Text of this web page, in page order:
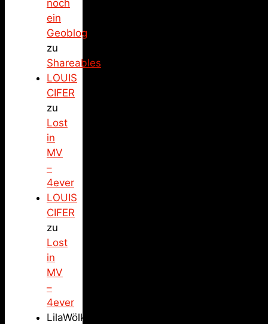
noch
ein
Geoblog
zu
Shareables
LOUIS
CIFER
zu
Lost
in
MV
–
4ever
LOUIS
CIFER
zu
Lost
in
MV
–
4ever
LilaWölkchen